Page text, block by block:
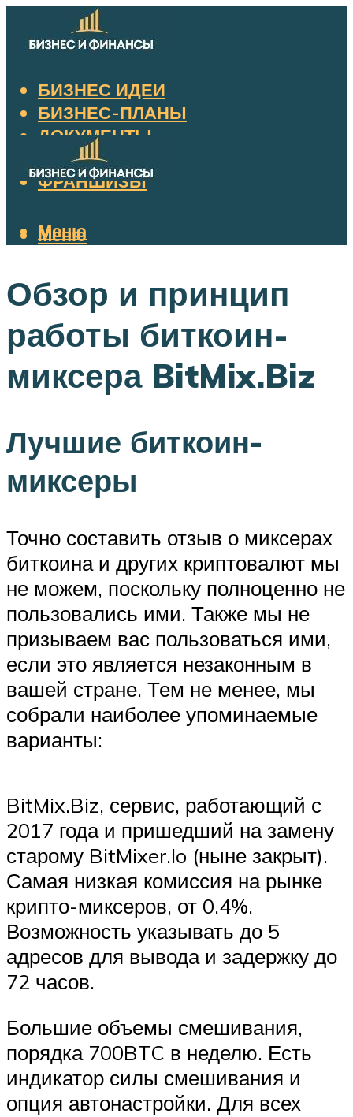
БИЗНЕС ИДЕИ
БИЗНЕС-ПЛАНЫ
ДОКУМЕНТЫ
НАЛОГИ
ФРАНШИЗЫ
Меню
Меню
Обзор и принцип
работы биткоин-
миксера BitMix.Biz
Лучшие биткоин-
миксеры
Точно составить отзыв о миксерах
биткоина и других криптовалют мы
не можем, поскольку полноценно не
пользовались ими. Также мы не
призываем вас пользоваться ими,
если это является незаконным в
вашей стране. Тем не менее, мы
собрали наиболее упоминаемые
варианты:
BitMix.Biz, сервис, работающий с
2017 года и пришедший на замену
старому BitMixer.Io (ныне закрыт).
Самая низкая комиссия на рынке
крипто-миксеров, от 0.4%.
Возможность указывать до 5
адресов для вывода и задержку до
72 часов.
Большие объемы смешивания,
порядка 700BTC в неделю. Есть
индикатор силы смешивания и
опция автонастройки. Для всех